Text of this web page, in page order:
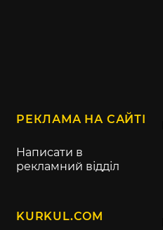
РЕКЛАМА НА САЙТІ
Написати в
рекламний відділ
KURKUL.COM